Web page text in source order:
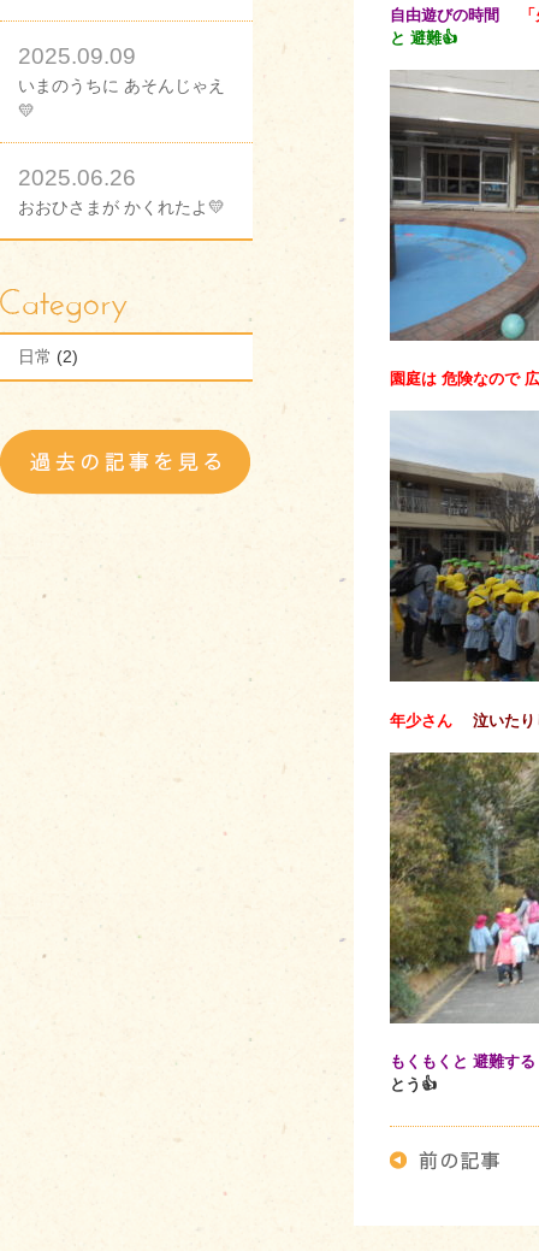
2025.09.09
いまのうちに あそんじゃえ
💛
2025.06.26
おおひさまが かくれたよ💛
日常 (2)
自由遊びの時間
と 避難👍
園庭は 危険なので
年少さん 泣いた
もくもくと 避難する
とう👍